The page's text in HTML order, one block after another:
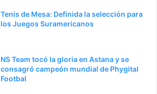
Tenis de Mesa: Definida la selección para
los Juegos Suramericanos
NS Team tocó la gloria en Astana y se
consagró campeón mundial de Phygital
Footbal